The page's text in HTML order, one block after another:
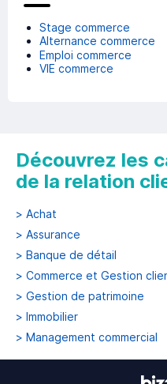
Stage commerce
Alternance commerce
Emploi commerce
VIE commerce
Découvrez les
de la relation
> Achat
> Assurance
> Banque de détail
> Commerce et Gestion
> Gestion de patrimoine
> Immobilier
> Management commercial